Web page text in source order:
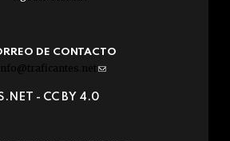
DE CONTACTO
(link
e-
- CC BY 4.0